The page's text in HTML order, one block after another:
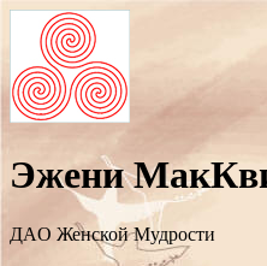
Эжени
ДAO Женской Мудрости